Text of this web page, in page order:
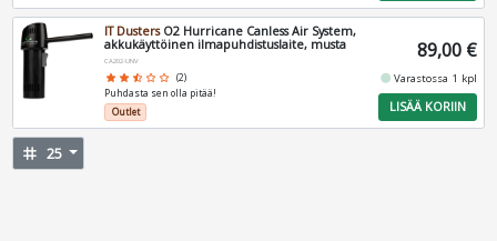
IT DustersO2 Hurricane Canless Air System,
akkukäyttöinen ilmapuhdistuslaite, musta
CA202-UNV
star star star_half star_border star_border (2)
Puhdasta sen olla pitää!
Outlet
89,00 €
fiber_manual_record Varastossa 1 kpl
LISÄÄ KORIIN
tag 25